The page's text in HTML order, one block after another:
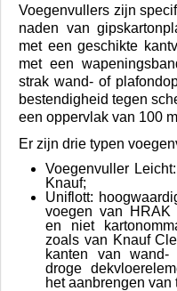
Voegenvullers zijn
naden van
met een geschikte
met een
strak wand- of
bestendigheid tegen
een oppervlak van 100
Er zijn drie typen
Voegenvuller
Knauf;
Uniflott:
voegen van HRAK
en niet
zoals van Knauf
kanten van wand-
droge
het aanbrengen van